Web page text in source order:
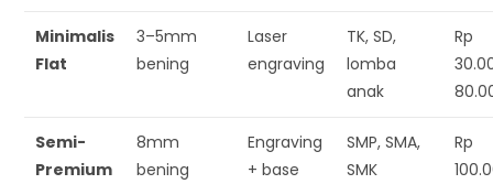
Minimalis
Flat
3–5mm
bening
Laser
engraving
TK, SD,
lomba
anak
Rp
Semi-
Premium
8mm
bening
Engraving
+ base
SMP, SMA,
SMK
Rp